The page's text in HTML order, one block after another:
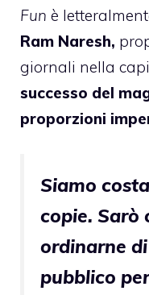
Fun è
Ram Naresh,
giornali nella
successo del
proporzioni
Siamo
copie. Sarò
ordinarne di
pubblico